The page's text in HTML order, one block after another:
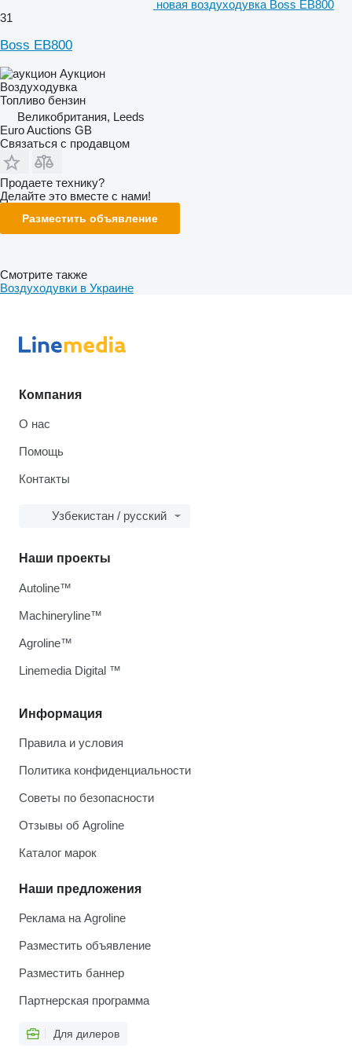
новая воздуходувка Boss EB800
31
Boss EB800
Аукцион
Воздуходувка
Топливо бензин
Великобритания, Leeds
Euro Auctions GB
Связаться с продавцом
Продаете технику?
Делайте это вместе с нами!
Разместить объявление
Смотрите также
Воздуходувки в Украине
Компания
О нас
Помощь
Контакты
Узбекистан / русский
Информация
Правила и условия
Политика конфиденциальности
Советы по безопасности
Отзывы об Agroline
Каталог марок
Наши предложения
Реклама на Agroline
Разместить объявление
Разместить баннер
Партнерская программа
Для дилеров
Наши проекты
Autoline™
Machineryline™
Agroline™
Linemedia Digital ™